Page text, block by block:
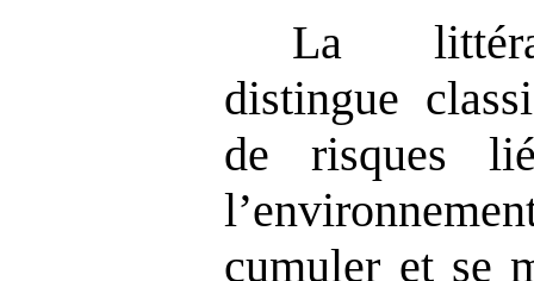
La
distingue
de risques
cumuler et se